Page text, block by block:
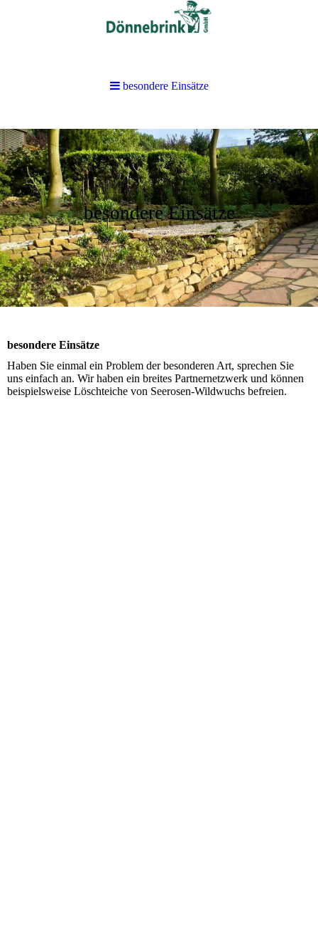
besondere Einsätze
besondere Einsätze
Haben Sie einmal ein Problem der besonderen Art, sprechen Sie
uns einfach an. Wir haben ein breites Partnernetzwerk und können
beispielsweise Löschteiche von Seerosen-Wildwuchs befreien.
besondere Einsätze